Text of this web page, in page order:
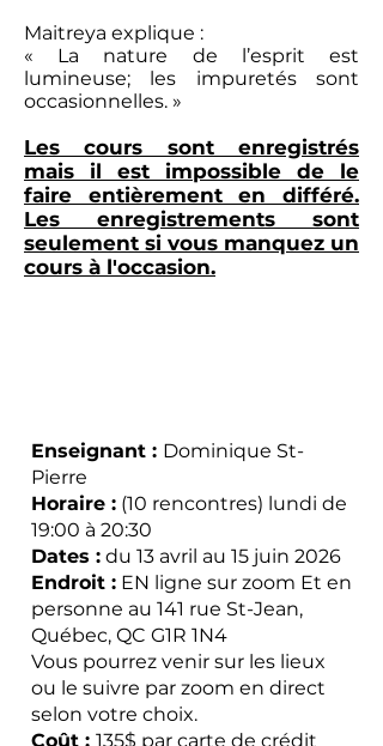
Maitreya explique :
« La nature de l’esprit est
lumineuse; les impuretés sont
occasionnelles. »
Les cours sont enregistrés
mais il est impossible de le
faire entièrement en différé.
Les enregistrements sont
seulement si vous manquez un
cours à l'occasion.
Enseignant : Dominique St-
Pierre
Horaire : (10 rencontres) lundi de
19:00 à 20:30
Dates : du 13 avril au 15 juin 2026
Endroit : EN ligne sur zoom Et en
personne au 141 rue St-Jean,
Québec, QC G1R 1N4
Vous pourrez venir sur les lieux
ou le suivre par zoom en direct
selon votre choix.
Coût : 135$ par carte de crédit